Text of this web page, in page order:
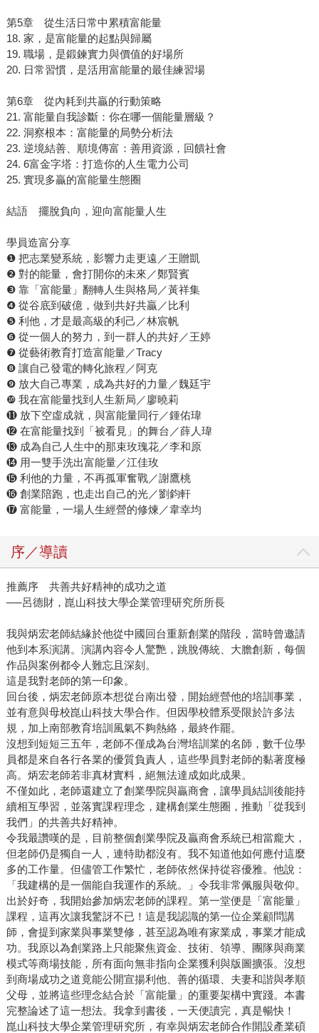
第5章 從生活日常中累積富能量
18. 家，是富能量的起點與歸屬
19. 職場，是鍛鍊實力與價值的好場所
20. 日常習慣，是活用富能量的最佳練習場
第6章 從內耗到共贏的行動策略
21. 富能量自我診斷：你在哪一個能量層級？
22. 洞察根本：富能量的局勢分析法
23. 逆境結善、順境傳富：善用資源，回饋社會
24. 6富金字塔：打造你的人生電力公司
25. 實現多贏的富能量生態圈
結語 擺脫負向，迎向富能量人生
學員造富分享
❶ 把志業變系統，影響力走更遠／王贈凱
❷ 對的能量，會打開你的未來／鄭賢賓
❸ 靠「富能量」翻轉人生與格局／黃祥集
❹ 從谷底到破億，做到共好共贏／比利
❺ 利他，才是最高級的利己／林宸帆
❻ 從一個人的努力，到一群人的共好／王婷
❼ 從藝術教育打造富能量／Tracy
❽ 讓自己發電的轉化旅程／阿克
❾ 放大自己專業，成為共好的力量／魏廷宇
❿ 我在富能量找到人生新局／廖曉莉
⓫ 放下空虛成就，與富能量同行／鍾佑瑋
⓬ 在富能量找到「被看見」的舞台／薛人瑋
⓭ 成為自己人生中的那束玫瑰花／李和原
⓮ 用一雙手洗出富能量／江佳玫
⓯ 利他的力量，不再孤軍奮戰／謝鷹桃
⓰ 創業陪跑，也走出自己的光／劉鈞軒
⓱ 富能量，一場人生經營的修煉／韋幸均
序／導讀
推薦序 共善共好精神的成功之道
──呂德財，崑山科技大學企業管理研究所所長
我與炳宏老師結緣於他從中國回台重新創業的階段，當時曾邀請
他到本系演講。演講內容令人驚艷，跳脫傳統、大膽創新，每個
作品與案例都令人難忘且深刻。
這是我對老師的第一印象。
回台後，炳宏老師原本想從台南出發，開始經營他的培訓事業，
並有意與母校崑山科技大學合作。但因學校體系受限於許多法
規，加上南部教育培訓風氣不夠熱絡，最終作罷。
沒想到短短三五年，老師不僅成為台灣培訓業的名師，數千位學
員都是來自各行各業的優質負責人，這些學員對老師的黏著度極
高。炳宏老師若非真材實料，絕無法達成如此成果。
不僅如此，老師還建立了創業學院與贏商會，讓學員結訓後能持
續相互學習，並落實課程理念，建構創業生態圈，推動「從我到
我們」的共善共好精神。
令我最讚嘆的是，目前整個創業學院及贏商會系統已相當龐大，
但老師仍是獨自一人，連特助都沒有。我不知道他如何應付這麼
多的工作量。但儘管工作繁忙，老師依然保持從容優雅。他說：
「我建構的是一個能自我運作的系統。」令我非常佩服與敬仰。
出於好奇，我開始參加炳宏老師的課程。第一堂便是「富能量」
課程，這再次讓我驚訝不已！這是我認識的第一位企業顧問講
師，會提到家業與事業雙修，甚至認為唯有家業成，事業才能成
功。我原以為創業路上只能聚焦資金、技術、領導、團隊與商業
模式等商場技能，所有面向無非指向企業獲利與版圖擴張。沒想
到商場成功之道竟能公開宣揚利他、善的循環、夫妻和諧與孝順
父母，並將這些理念結合於「富能量」的重要架構中實踐。本書
完整論述了這一想法。我拿到書後，一天便讀完，真是暢快！
崑山科技大學企業管理研究所，有幸與炳宏老師合作開設產業碩